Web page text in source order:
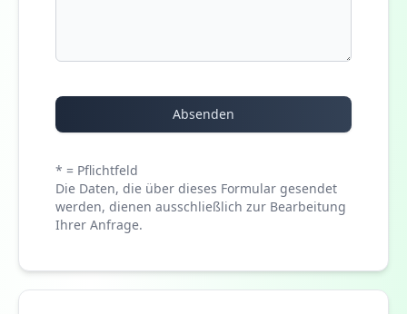
Absenden
* = Pflichtfeld
Die Daten, die über dieses Formular gesendet
werden, dienen ausschließlich zur Bearbeitung
Ihrer Anfrage.